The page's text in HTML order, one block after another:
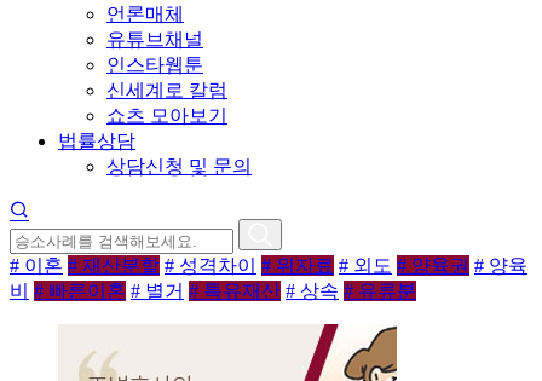
언론매체
유튜브채널
인스타웹툰
신세계로 칼럼
쇼츠 모아보기
법률상담
상담신청 및 문의
# 이혼 # 재산분할 # 성격차이 # 위자료 # 외도 # 양육권 # 양육
비
# 빠른이혼 # 별거 # 특유재산 # 상속 # 유류분